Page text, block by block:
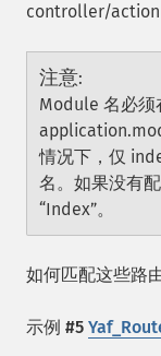
controller/
注意:
Module 名必须
情况下，仅
名。如果没有
“Index”。
如何匹配这些路
示例 #5